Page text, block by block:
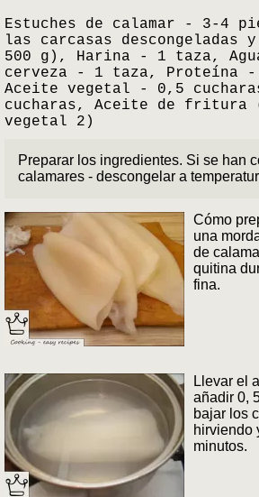
Estuches de calamar - 3-4
las carcasas descongeladas
500 g), Harina - 1 taza,
cerveza - 1 taza, Proteína -
Aceite vegetal - 0,5
cucharas, Aceite de fritura
vegetal 2)
Preparar los ingredientes. Si se han
calamares - descongelar a
Cómo
una
de
quitina
fina.
Llevar el
añadir 0,
bajar los
hirviendo
minutos.